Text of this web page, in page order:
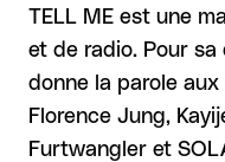
TELL ME est une
et de radio. Pour sa
donne la parole aux
Florence Jung,
Furtwangler et